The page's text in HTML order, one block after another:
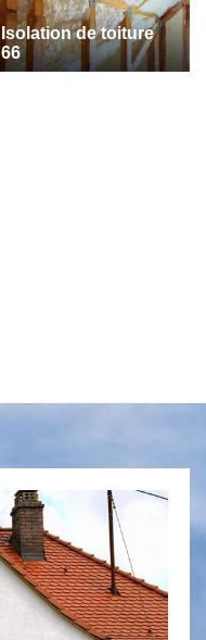
Isolation de toiture
66